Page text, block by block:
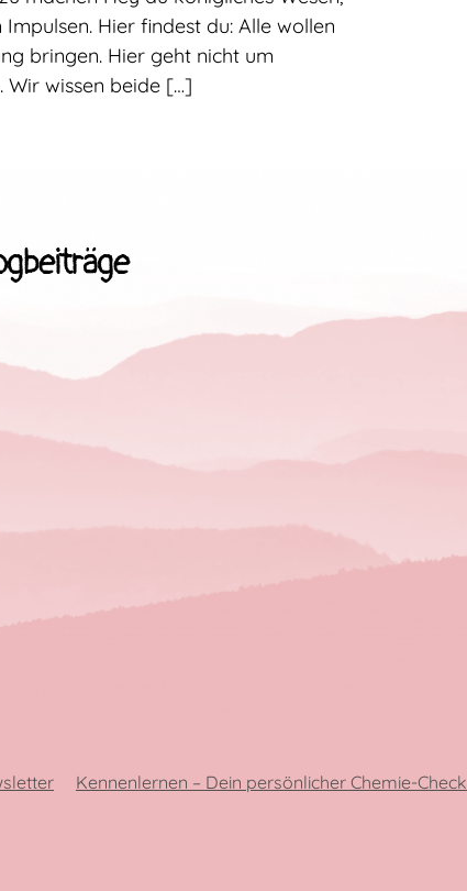
Hier findest du: Alle wollen
bringen. Hier geht nicht um
Wir wissen beide […]
Kennenlernen – Dein persönlicher Chemie-Check